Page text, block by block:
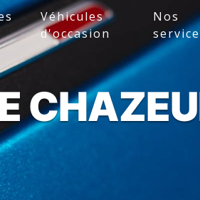
Véhicules
d'occasion
Nos